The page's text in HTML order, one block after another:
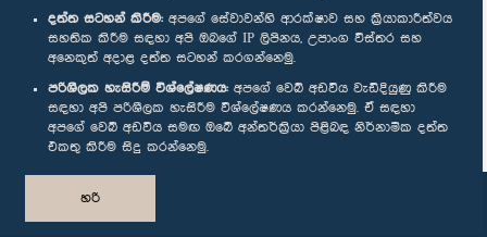
දත්ත සටහන් කිරීම: අපගේ සේවාවන්හි ආරක්ෂාව සහ ක්‍රියාකාරීත්වය
සහතික කිරීම සඳහා අපි ඔබගේ IP ලිපිනය, උපාංග විස්තර සහ
අනෙකුත් අදාළ දත්ත සටහන් කරගන්නෙමු.
පරිශීලක හැසිරීම් විශ්ලේෂණය: අපගේ වෙබ් අඩවිය වැඩිදියුණු කිරීම
සඳහා අපි පරිශීලක හැසිරීම විශ්ලේෂණය කරන්නෙමු. ඒ සඳහා
අපගේ වෙබ් අඩවිය සමඟ ඔබේ අන්තර්ක්‍රියා පිළිබඳ නිර්නාමික දත්ත
එකතු කිරීම සිදු කරන්නෙමු.
හරි
අප හා සම්බන්ධ වී සිටින්න :
සම්මාන
පෞද්ගලිකත්ව ප්‍රතිපත්තිය